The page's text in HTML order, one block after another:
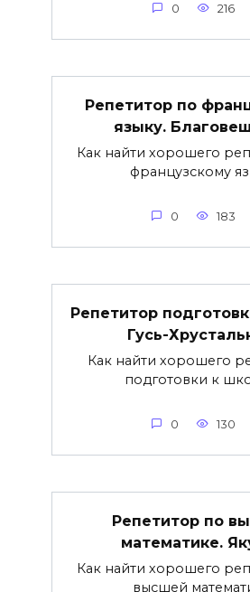
0 216
Репетитор по
языку.
Как найти хорошего
французскому
0 183
Репетитор
Гусь-
Как найти хорошего
подготовки к
0 130
Репетитор по
математике.
Как найти хорошего
высшей